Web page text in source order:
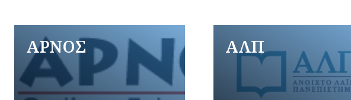
ΑΡΝΟΣ ΑΛΠ